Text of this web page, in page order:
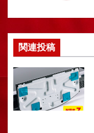
ン
関連投稿